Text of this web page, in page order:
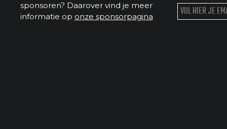
sponsoren? Daarover vind je meer
informatie op onze sponsorpagina